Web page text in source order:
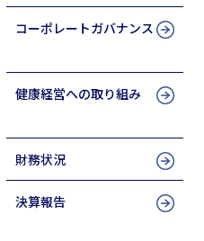
コーポレートガバナンス
健康経営への取り組み
財務状況
決算報告